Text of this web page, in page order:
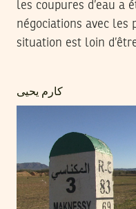
les coupures d’eau a
négociations avec les
situation est loin
كارم يحيى